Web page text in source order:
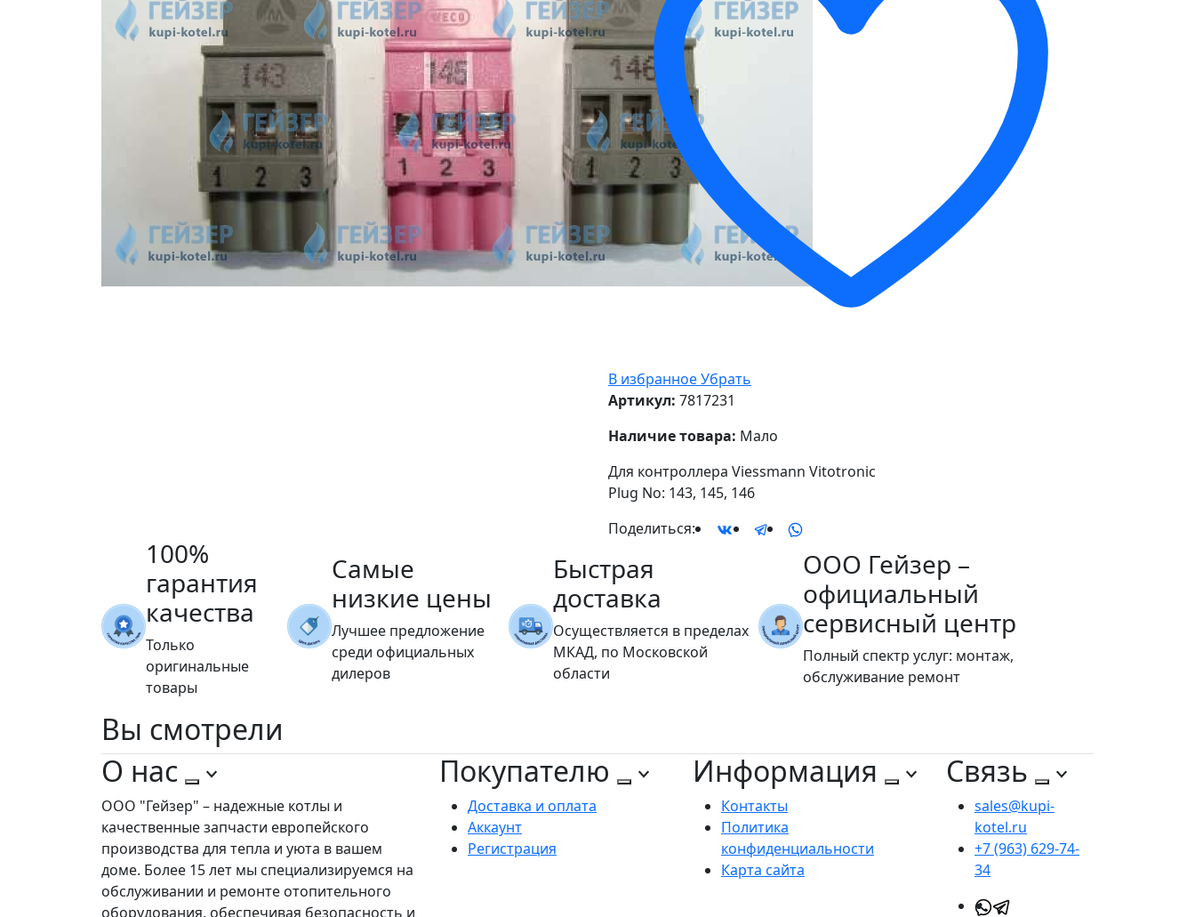
В избранноеУбрать
Артикул: 7817231
Наличие товара: Мало
Для контроллера Viessmann Vitotronic
Plug No: 143, 145, 146
Поделиться:
100%
гарантия
качества
Только
оригинальные
товары
Самые
низкие цены
Лучшее предложение
среди официальных
дилеров
Быстрая
доставка
Осуществляется в пределах
МКАД, по Московской
области
ООО Гейзер –
официальный
сервисный центр
Полный спектр услуг: монтаж,
обслуживание ремонт
Вы смотрели
О нас
ООО "Гейзер" – надежные котлы и
качественные запчасти европейского
производства для тепла и уюта в вашем
доме. Более 15 лет мы специализируемся на
обслуживании и ремонте отопительного
оборудования, обеспечивая безопасность и
Покупателю
Доставка и оплата
Аккаунт
Регистрация
Информация
Контакты
Политика
конфиденциальности
Карта сайта
Связь
sales@kupi-
kotel.ru
+7 (963) 629-74-
34